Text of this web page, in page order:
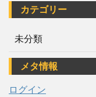
カテゴリー
未分類
メタ情報
ログイン